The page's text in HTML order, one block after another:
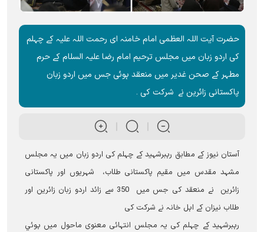
حضرت آیت اللہ العظمی امام خامنہ ای رحمت اللہ علیہ کے چہلم
کی اردو زبان میں مجلس ترحیم امام رضا علیہ السلام کے حرم
مطہر کے صحن غدیر میں منعقد ہوئی جس میں اردو زبان
پاکستانی زائرین نے شرکت کی ۔
آستان نیوز کے مطابق رہبرشہید کے چہلم کی اردو زبان میں یہ مجلس
مشہد مقدس میں مقیم پاکستانی طلاب، شہریوں اور پاکستانی
زائرین نے منعقد کی جس میں 350 سے زائد اردو زبان زائرین اور
طلاب نیزان کے اہل خانہ نے شرکت کی
رہبرشہید کے چہلم کی یہ مجلس انتہائی معنوی ماحول میں ہوئي